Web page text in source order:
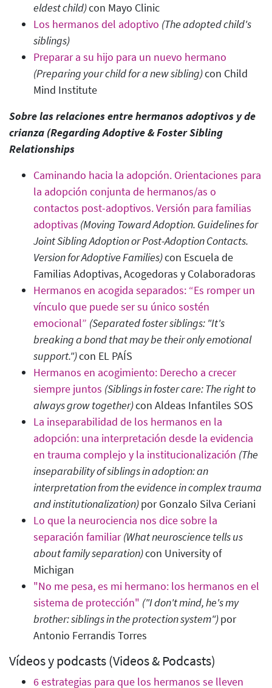
eldest child)con Mayo Clinic
Los hermanos del adoptivo (The adopted child's
siblings)
Preparar a su hijo para un nuevo hermano
(Preparing your child for a new sibling)con Child
Mind Institute
Sobre las relaciones entre hermanos adoptivos y de
crianza (Regarding Adoptive & Foster Sibling
Relationships
Caminando hacia la adopción. Orientaciones para
la adopción conjunta de hermanos/as o
contactos post-adoptivos. Versión para familias
adoptivas (Moving Toward Adoption. Guidelines for
Joint Sibling Adoption or Post-Adoption Contacts.
Version for Adoptive Families)con Escuela de
Familias Adoptivas, Acogedoras y Colaboradoras
Hermanos en acogida separados: “Es romper un
vínculo que puede ser su único sostén
emocional” (Separated foster siblings: "It's
breaking a bond that may be their only emotional
support.")con EL PAÍS
Hermanos en acogimiento: Derecho a crecer
siempre juntos (Siblings in foster care: The right to
always grow together)con Aldeas Infantiles SOS
La inseparabilidad de los hermanos en la
adopción: una interpretación desde la evidencia
en trauma complejo y la institucionalización (The
inseparability of siblings in adoption: an
interpretation from the evidence in complex trauma
and institutionalization)por Gonzalo Silva Ceriani
Lo que la neurociencia nos dice sobre la
separación familiar (What neuroscience tells us
about family separation)con University of
Michigan
"No me pesa, es mi hermano: los hermanos en el
sistema de protección" ("I don't mind, he's my
brother: siblings in the protection system")por
Antonio Ferrandis Torres
Vídeos y podcasts (Videos & Podcasts)
6 estrategias para que los hermanos se lleven